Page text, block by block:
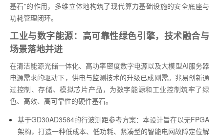
基石”的作用，多维立体地构筑了现代算力基础设施的安全底座与
功耗管理闭环。
工业与数字能源：高可靠性绿色引擎，技术融合与
场景落地并进
在清洁能源光储一体化、高功率密度数字电源以及大模型AI服务器
电源需求的驱动下，供电与监测技术的升级已成刚需。兆易创新通
过控制、存储、模拟芯片产品，为数字能源和工业控制筑牢了绿
色、高效、高可靠性的硬件基石。
基于GD30AD3584的行波测距参考方案：本设计旨在以无FPGA
架构，打造一种低成本、低功耗、紧凑型的智能电网故障定位解